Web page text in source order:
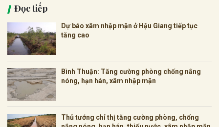
Đọc tiếp
Dự báo xâm nhập mặn ở Hậu Giang tiếp tục
tăng cao
Bình Thuận: Tăng cường phòng chống nắng
nóng, hạn hán, xâm nhập mặn
Thủ tướng chỉ thị tăng cường phòng, chống